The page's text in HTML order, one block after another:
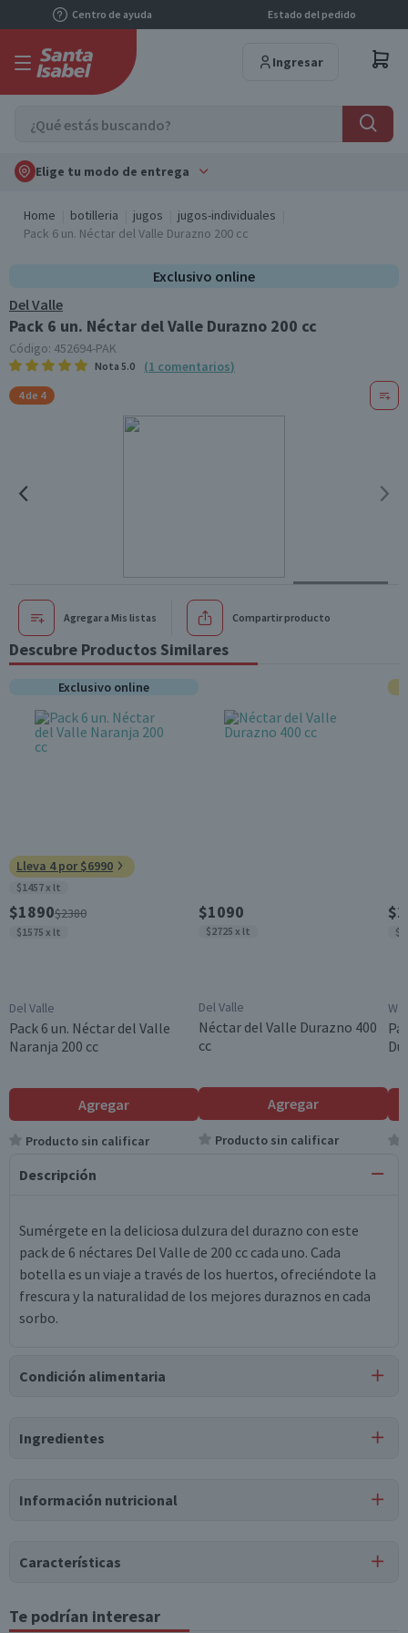
Centro de ayuda Estado del pedido
Ingresar
Elige tu modo de entrega
Home botilleria jugos
jugos-individuales
Pack 6 un. Néctar del Valle Durazno 200 cc
Exclusivo online
Del Valle
Pack 6 un. Néctar del Valle Durazno 200 cc
Código: 452694-PAK
Nota 5.0 (1 comentarios)
4 de 4
Agregar a Mis listas Compartir producto
Descubre Productos Similares
Exclusivo online
Lleva 4 por $6990
$1457 x lt
$1890$2380
$1575 x lt
Del Valle
Pack 6 un. Néctar del Valle
Naranja 200 cc
Agregar
Producto sin calificar
$1090
$2725 x lt
Del Valle
Néctar del Valle Durazno 400
cc
Agregar
Producto sin calificar
Descripción
Sumérgete en la deliciosa dulzura del durazno con este
pack de 6 néctares Del Valle de 200 cc cada uno. Cada
botella es un viaje a través de los huertos, ofreciéndote la
frescura y la naturalidad de los mejores duraznos en cada
sorbo.
Condición alimentaria
Ingredientes
natural, Saborizante artificial, Sucralosa, Pectina.
Información nutricional
Tabla nutricional
medios
Características
Tipo de Producto
Jugos Individuales
Te podrían interesar